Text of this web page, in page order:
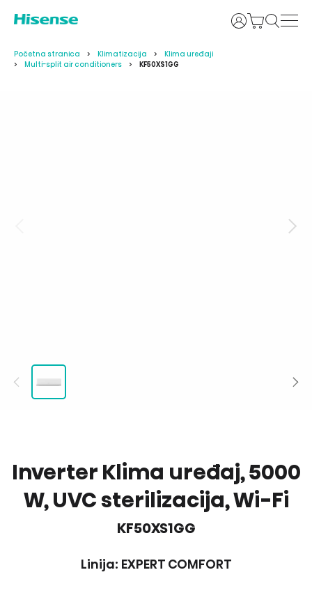
Prijava
Početna stranica Klimatizacija
Klima uređaji
Multi-split air conditioners
KF50XS1GG
Inverter Klima uređaj, 5000
W, UVC sterilizacija, Wi-Fi
KF50XS1GG
Linija: EXPERT COMFORT